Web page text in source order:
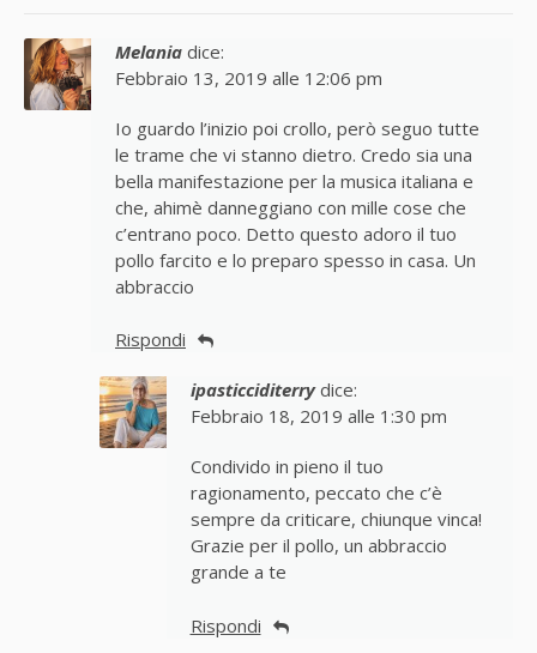
Melania dice:
Febbraio 13, 2019 alle 12:06 pm
Io guardo l’inizio poi crollo, però seguo tutte
le trame che vi stanno dietro. Credo sia una
bella manifestazione per la musica italiana e
che, ahimè danneggiano con mille cose che
c’entrano poco. Detto questo adoro il tuo
pollo farcito e lo preparo spesso in casa. Un
abbraccio
Rispondi
ipasticciditerry dice:
Febbraio 18, 2019 alle 1:30 pm
Condivido in pieno il tuo
ragionamento, peccato che c’è
sempre da criticare, chiunque vinca!
Grazie per il pollo, un abbraccio
grande a te
Rispondi